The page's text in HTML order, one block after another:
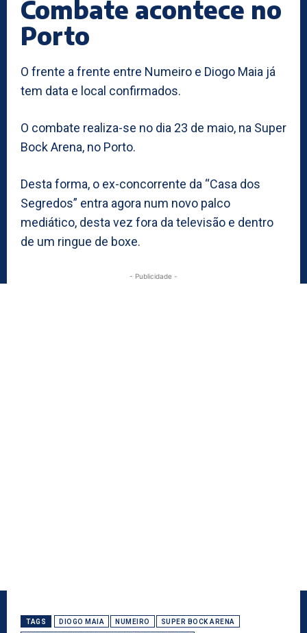
Combate acontece no
Porto
O frente a frente entre Numeiro e Diogo Maia já
tem data e local confirmados.
O combate realiza-se no dia 23 de maio, na Super
Bock Arena, no Porto.
Desta forma, o ex-concorrente da “Casa dos
Segredos” entra agora num novo palco
mediático, desta vez fora da televisão e dentro
de um ringue de boxe.
- Publicidade -
TAGS DIOGO MAIA NUMEIRO SUPER BOCK ARENA